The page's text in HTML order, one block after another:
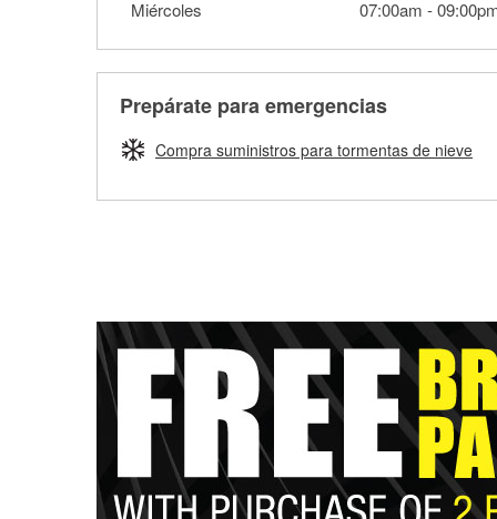
Miércoles
07:00am -
Prepárate para emergencias
Compra suministros para tormentas de nieve